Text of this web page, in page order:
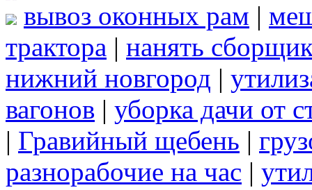
вывоз оконных рам |
трактора | нанять
нижний новгород |
вагонов | уборка дачи от
| Гравийный щебень |
разнорабочие на час |